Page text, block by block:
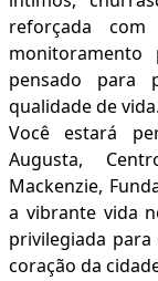
reforçada
pensado para
qualidade de vida.
Você estará
Augusta,
Mackenzie,
a vibrante vida
privilegiada
coração da